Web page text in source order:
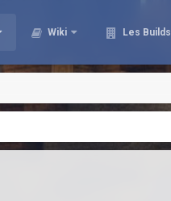
Wiki Les Builds